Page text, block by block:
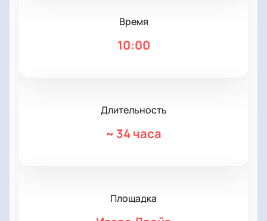
Время
10:00
Длительность
~ 34 часа
Площадка